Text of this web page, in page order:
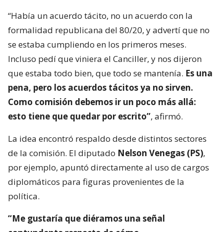
“Había un acuerdo tácito, no un acuerdo con la
formalidad republicana del 80/20, y advertí que no
se estaba cumpliendo en los primeros meses.
Incluso pedí que viniera el Canciller, y nos dijeron
que estaba todo bien, que todo se mantenía. Es una
pena, pero los acuerdos tácitos ya no sirven.
Como comisión debemos ir un poco más allá:
esto tiene que quedar por escrito”, afirmó.
La idea encontró respaldo desde distintos sectores
de la comisión. El diputado Nelson Venegas (PS),
por ejemplo, apuntó directamente al uso de cargos
diplomáticos para figuras provenientes de la
política.
“Me gustaría que diéramos una señal